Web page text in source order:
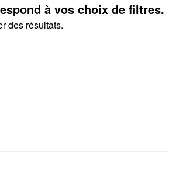
à vos choix de filtres.
des résultats.